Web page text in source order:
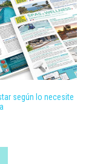
según lo necesite